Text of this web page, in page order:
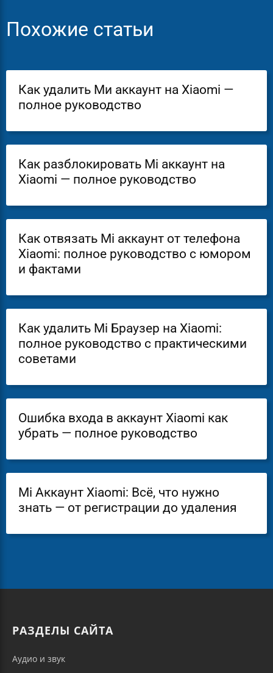
Похожие статьи
Как удалить Ми аккаунт на Xiaomi —
полное руководство
Как разблокировать Mi аккаунт на
Xiaomi — полное руководство
Как отвязать Mi аккаунт от телефона
Xiaomi: полное руководство с юмором
и фактами
Как удалить Mi Браузер на Xiaomi:
полное руководство с практическими
советами
Ошибка входа в аккаунт Xiaomi как
убрать — полное руководство
Mi Аккаунт Xiaomi: Всё, что нужно
знать — от регистрации до удаления
РАЗДЕЛЫ САЙТА
Аудио и звук